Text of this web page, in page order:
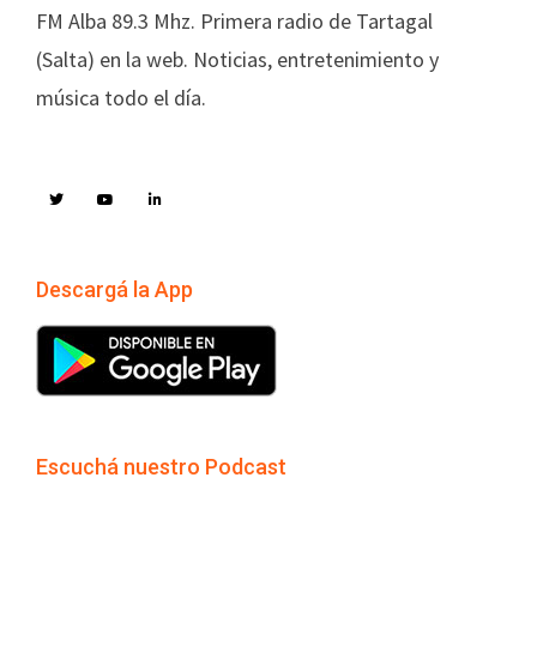
FM Alba 89.3 Mhz. Primera radio de Tartagal
(Salta) en la web. Noticias, entretenimiento y
música todo el día.
Descargá la App
Escuchá nuestro Podcast